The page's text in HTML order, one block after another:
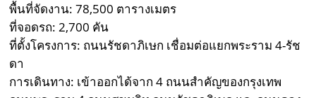
พื้นที่จัดงาน: 78,500 ตารางเมตร
ที่จอดรถ: 2,700 คัน
ที่ตั้งโครงการ: ถนนรัชดาภิเษก เชื่อมต่อแยกพระราม 4-รัช
ดา
การเดินทาง: เข้าออกได้จาก 4 ถนนสำคัญของกรุงเทพ